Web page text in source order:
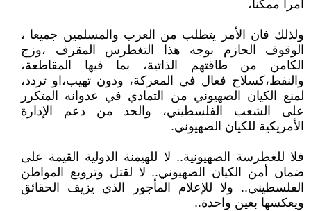
أمرا ممكنا،
ولذلك فان الأمر يتطلب من العرب والمسلمين جميعا ،
الوقوف الحازم بوجه هذا التغطرس المقرف ،وزج
الكامن من طاقتهم الذاتية، بما فيها المقاطعة،
والنفط،كسلاح فعال في المعركة، ودون تهيب،او تردد،
لمنع الكيان الصهيوني من التمادي في عدوانه المتكرر
على الشعب الفلسطيني، والحد من دعم الإدارة
الأمريكية للكيان الصهيوني.
فلا للغطرسة الصهيونية.. لا للهيمنة الدولية القيمة على
ضمان أمن الكيان الصهيوني.. لا لقتل وترويع المواطن
الفلسطيني.. ولا للإعلام المأجور الذي يزيف الحقائق
ويعكسها بعين واحدة..